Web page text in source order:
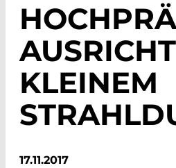
KLEINEM
17.11.2017